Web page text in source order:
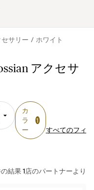
サリー
ホワイト
アクセサ
カ
ラ
ー
1
すべてのフィ
結果 1店のパートナーより